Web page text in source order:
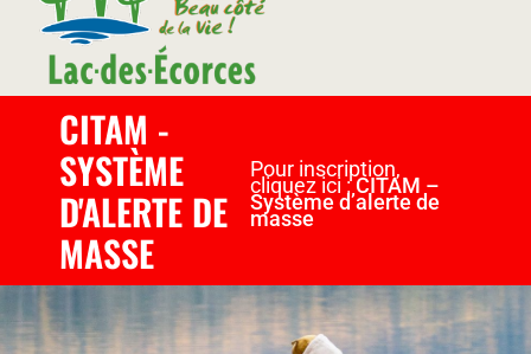
CITAM -
SYSTÈME
D'ALERTE DE
MASSE
Pour inscription,
cliquez ici :CITAM –
Système d’alerte de
masse